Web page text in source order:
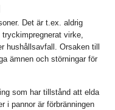
Det är t.ex. aldrig
virke,
hushållsavfall. Orsaken till
ämnen och störningar för
som har tillstånd att elda
i pannor är förbränningen